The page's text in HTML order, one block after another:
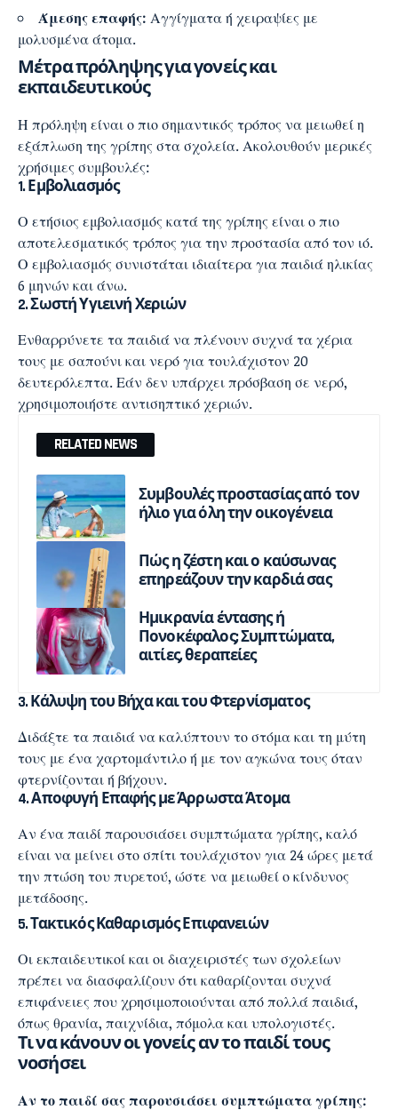
Άμεσης επαφής: Αγγίγματα ή χειραψίες με
μολυσμένα άτομα.
Μέτρα πρόληψης για γονείς και
εκπαιδευτικούς
Η πρόληψη είναι ο πιο σημαντικός τρόπος να μειωθεί η
εξάπλωση της γρίπης στα σχολεία. Ακολουθούν μερικές
χρήσιμες συμβουλές:
1. Εμβολιασμός
Ο ετήσιος εμβολιασμός κατά της γρίπης είναι ο πιο
αποτελεσματικός τρόπος για την προστασία από τον ιό.
Ο εμβολιασμός συνιστάται ιδιαίτερα για παιδιά ηλικίας
6 μηνών και άνω.
2. Σωστή Υγιεινή Χεριών
Ενθαρρύνετε τα παιδιά να πλένουν συχνά τα χέρια
τους με σαπούνι και νερό για τουλάχιστον 20
δευτερόλεπτα. Εάν δεν υπάρχει πρόσβαση σε νερό,
χρησιμοποιήστε αντισηπτικό χεριών.
RELATED NEWS
Συμβουλές προστασίας από τον
ήλιο για όλη την οικογένεια
Πώς η ζέστη και ο καύσωνας
επηρεάζουν την καρδιά σας
Ημικρανία έντασης ή
Πονοκέφαλος; Συμπτώματα,
αιτίες, θεραπείες
3. Κάλυψη του Βήχα και του Φτερνίσματος
Διδάξτε τα παιδιά να καλύπτουν το στόμα και τη μύτη
τους με ένα χαρτομάντιλο ή με τον αγκώνα τους όταν
φτερνίζονται ή βήχουν.
4. Αποφυγή Επαφής με Άρρωστα Άτομα
Αν ένα παιδί παρουσιάσει συμπτώματα γρίπης, καλό
είναι να μείνει στο σπίτι τουλάχιστον για 24 ώρες μετά
την πτώση του πυρετού, ώστε να μειωθεί ο κίνδυνος
μετάδοσης.
5. Τακτικός Καθαρισμός Επιφανειών
Οι εκπαιδευτικοί και οι διαχειριστές των σχολείων
πρέπει να διασφαλίζουν ότι καθαρίζονται συχνά
επιφάνειες που χρησιμοποιούνται από πολλά παιδιά,
όπως θρανία, παιχνίδια, πόμολα και υπολογιστές.
Τι να κάνουν οι γονείς αν το παιδί τους
νοσήσει
Αν το παιδί σας παρουσιάσει συμπτώματα γρίπης: